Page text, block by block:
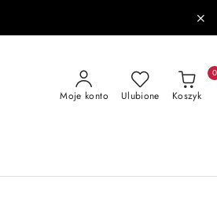
Moje konto Ulubione Koszyk
0